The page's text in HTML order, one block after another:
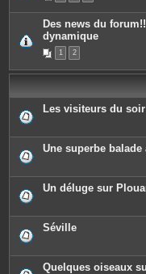
Des news du
dynamique
1 2
Les visiteurs du soir
Une superbe
Un déluge sur
Séville
Quelques oiseaux